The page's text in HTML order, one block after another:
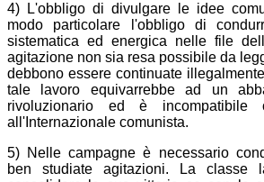
4) L'obbligo di divulgare le idee
modo particolare l'obbligo di
sistematica ed energica nelle file
agitazione non sia resa possibile da
debbono essere continuate
tale lavoro equivarrebbe ad un
rivoluzionario ed è incompatibile
all'Internazionale comunista.
5) Nelle campagne è necessario
ben studiate agitazioni. La classe